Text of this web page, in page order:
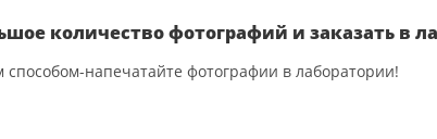
количество фотографий и заказать в
напечатайте фотографии в лаборатории!